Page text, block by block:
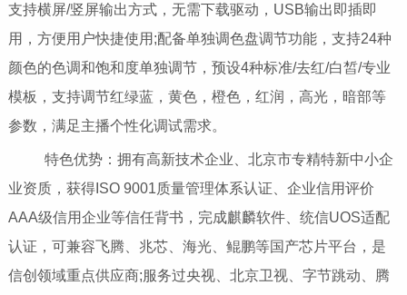
支持横屏/竖屏输出方式，无需下载驱动，USB输出即插即
用，方便用户快捷使用;配备单独调色盘调节功能，支持24种
颜色的色调和饱和度单独调节，预设4种标准/去红/白皙/专业
模板，支持调节红绿蓝，黄色，橙色，红润，高光，暗部等
参数，满足主播个性化调试需求。
特色优势：拥有高新技术企业、北京市专精特新中小企
业资质，获得ISO 9001质量管理体系认证、企业信用评价
AAA级信用企业等信任背书，完成麒麟软件、统信UOS适配
认证，可兼容飞腾、兆芯、海光、鲲鹏等国产芯片平台，是
信创领域重点供应商;服务过央视、北京卫视、字节跳动、腾